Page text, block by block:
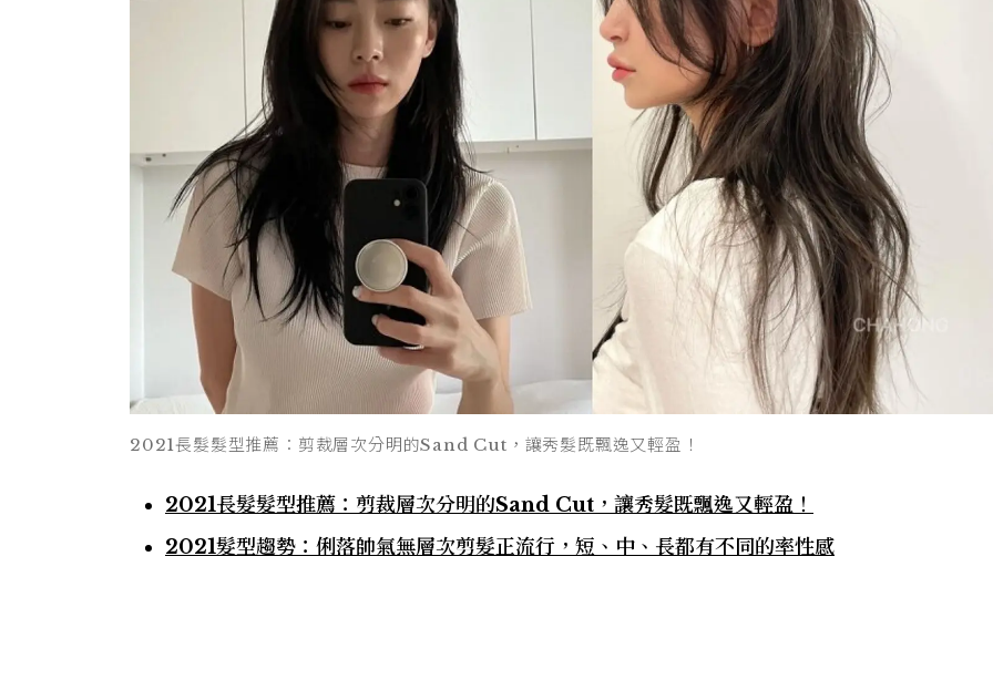
2021長髮髮型推薦：剪裁層次分明的Sand Cut，讓秀髮既飄逸又輕盈！
2021長髮髮型推薦：剪裁層次分明的Sand Cut，讓秀髮既飄逸又輕盈！
2021髮型趨勢：俐落帥氣無層次剪髮正流行，短、中、長都有不同的率性感